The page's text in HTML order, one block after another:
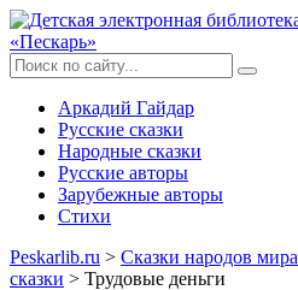
Аркадий Гайдар
Русские сказки
Народные сказки
Русские авторы
Зарубежные авторы
Стихи
Peskarlib.ru > Сказки народов мира
сказки > Трудовые деньги